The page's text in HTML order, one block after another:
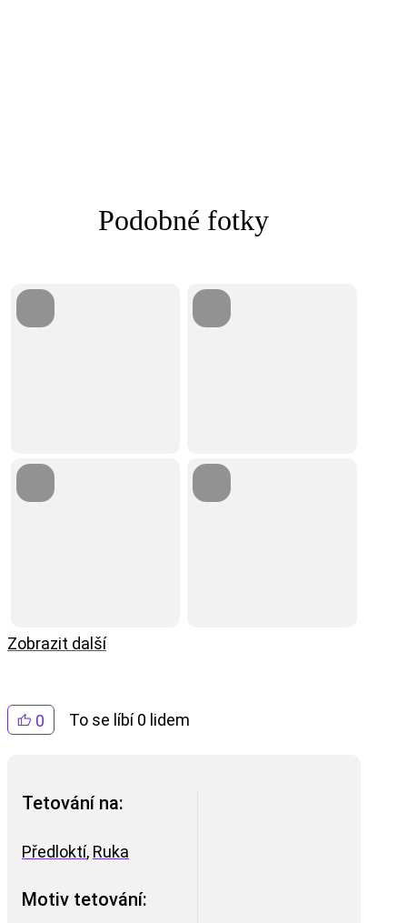
0 To se líbí 0 lidem
Tetování na:
Předloktí, Ruka
Motiv tetování:
Podobné fotky
Zobrazit další